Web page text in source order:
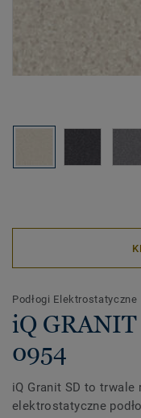
Podłogi Elektrostatyczne
iQ
0954
iQ Granit SD to trwale
elektrostatyczne